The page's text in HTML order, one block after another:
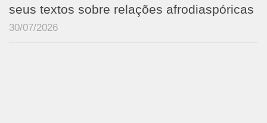
seus textos sobre relações afrodiaspóricas
30/07/2026